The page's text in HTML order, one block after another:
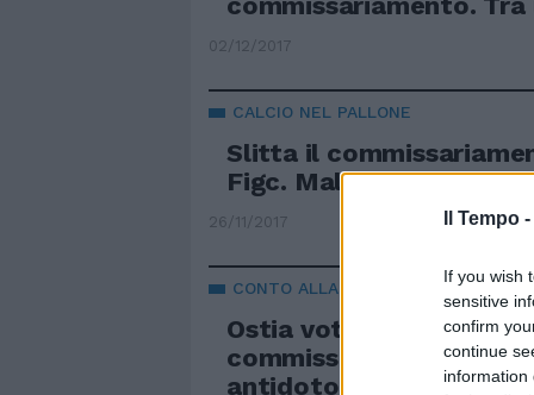
Il Tempo -
If you wish
sensitive
confirm
continue
information
02/12/2017
CALCIO NEL PALLONE
Slitta il
Figc. Malagò aspetta la
26/11/2017
CONTO ALLA ROVESCIA NEL X
Ostia vota dopo il
commissariamento.
antidoto a Mafia